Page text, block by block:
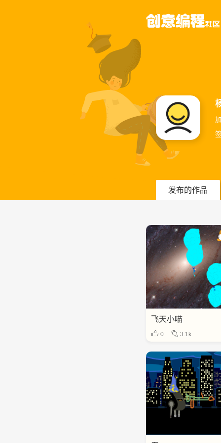
发布的作品
飞天小喵
0 3.1k